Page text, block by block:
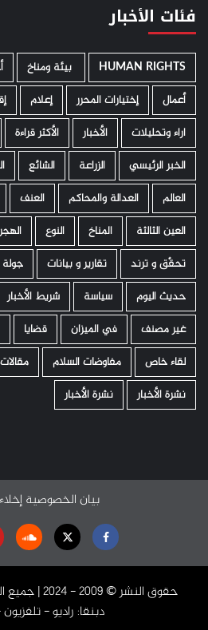
فئات الأخبار
HUMAN RIGHTS ­ بيئة ومناخ
أعمال
إختيارات المحرر إعلام
اراء وتحليلات
الأخبار الأكثر قراءة
الخبر الرئيسي
الزراعة الشائع
العالم
العدالة والمحاكم العنف
العين الثالثة
المناخ النوع
تحقّق و ترند
تقارير و بيانات
جولة
حديث اليوم
سياسة شريط الأخبار
غير مصنف
في الميزان قضايا
لقاء خاص
مفاوضات السلام
نشرة الأخبار
نشرة الأخبار
بيان الخصوصية
Facebook
Twitter
حقوق النشر
دبنقا: راديو -